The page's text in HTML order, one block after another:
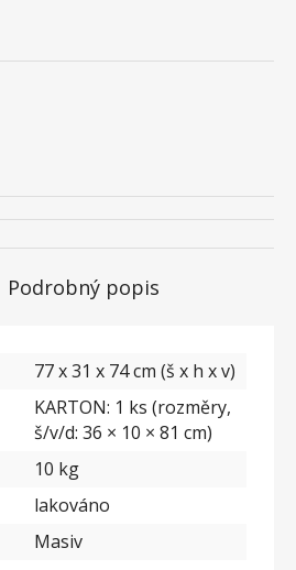
Podrobný popis
77 x 31 x 74 cm (š x h x v)
KARTON: 1 ks (rozměry,
š/v/d: 36 × 10 × 81 cm)
10 kg
lakováno
Masiv